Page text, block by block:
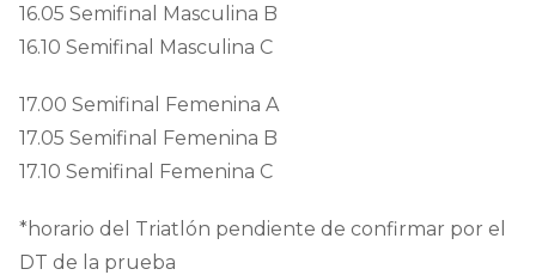
16.05 Semifinal Masculina B
16.10 Semifinal Masculina C
17.00 Semifinal Femenina A
17.05 Semifinal Femenina B
17.10 Semifinal Femenina C
*horario del Triatlón pendiente de confirmar por el
DT de la prueba